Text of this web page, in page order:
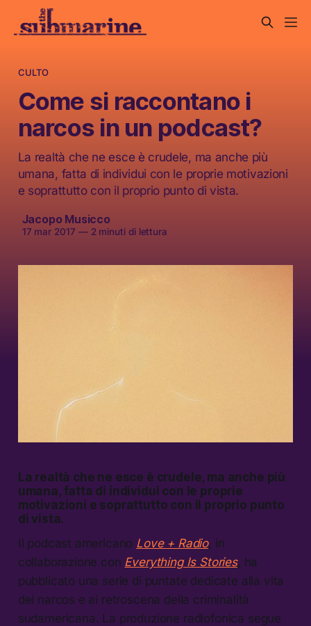
CULTO
Come si raccontano i
narcos in un podcast?
La realtà che ne esce è crudele, ma anche più
umana, fatta di individui con le proprie motivazioni
e soprattutto con il proprio punto di vista.
Jacopo Musicco
17 mar 2017 —2 minuti di lettura
La realtà che ne esce è crudele, ma anche più
umana, fatta di individui con le proprie
motivazioni e soprattutto con il proprio punto
di vista.
Il podcast americano Love + Radio, in
collaborazione con Everything Is Stories, ha
pubblicato una serie di puntate dedicate alla vita
dei narcos e ai retroscena della criminalità
sudamericana. La produzione radiofonica segue